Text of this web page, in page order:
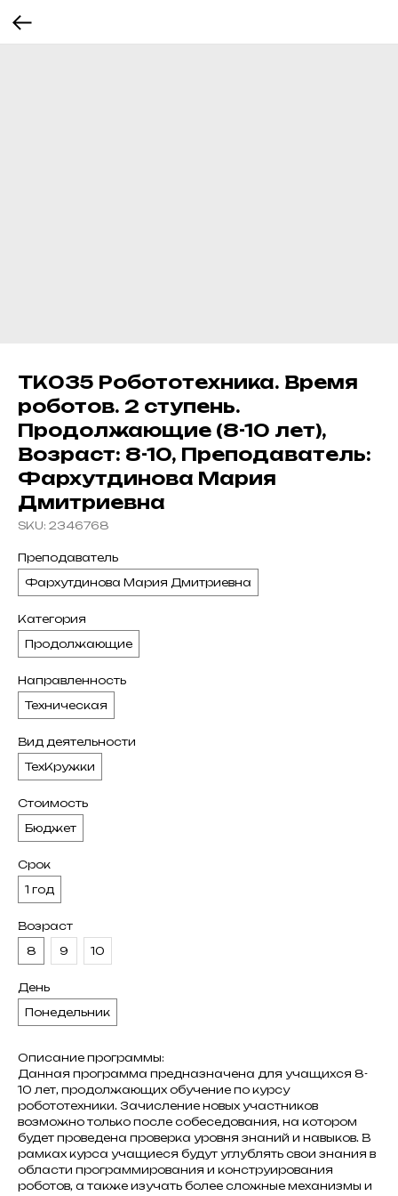
ТК035 Робототехника. Время
роботов. 2 ступень.
Продолжающие (8-10 лет),
Возраст: 8-10, Преподаватель:
Фархутдинова Мария
Дмитриевна
SKU: 2346768
Преподаватель
Фархутдинова Мария Дмитриевна
Категория
Продолжающие
Направленность
Техническая
Вид деятельности
ТехКружки
Стоимость
Бюджет
Срок
1 год
Возраст
8
9 10
День
Понедельник
Описание программы:
Данная программа предназначена для учащихся 8-
10 лет, продолжающих обучение по курсу
робототехники. Зачисление новых участников
возможно только после собеседования, на котором
будет проведена проверка уровня знаний и навыков. В
рамках курса учащиеся будут углублять свои знания в
области программирования и конструирования
роботов, а также изучать более сложные механизмы и